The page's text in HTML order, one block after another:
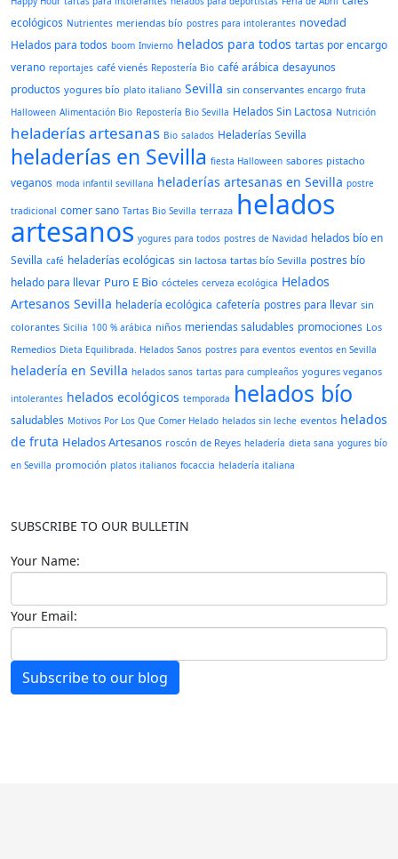
ecológicos Nutrientes meriendas bío postres para intolerantes novedad
Helados para todos boom Invierno helados para todos tartas por encargo
verano reportajes café vienés Repostería Bio café arábica desayunos
productos yogures bío plato italiano Sevilla sin conservantes encargo fruta
Halloween Alimentación Bio Repostería Bio Sevilla Helados Sin Lactosa Nutrición
heladerías artesanas Bio salados Heladerías Sevilla
heladerías en Sevilla fiesta Halloween sabores pistacho
veganos moda infantil sevillana heladerías artesanas en Sevilla postre
tradicional comer sano Tartas Bio Sevilla terraza helados
artesanos yogures para todos postres de Navidad helados bío en
Sevilla café heladerías ecológicas sin lactosa tartas bío Sevilla postres bío
helado para llevar Puro E Bio cócteles cerveza ecológica Helados
Artesanos Sevilla heladería ecológica cafetería postres para llevar sin
colorantes Sicilia 100 % arábica niños meriendas saludables promociones Los
Remedios Dieta Equilibrada. Helados Sanos postres para eventos eventos en Sevilla
heladería en Sevilla helados sanos tartas para cumpleaños yogures veganos
intolerantes helados ecológicos temporada helados bío
saludables Motivos Por Los Que Comer Helado helados sin leche eventos helados
de fruta Helados Artesanos roscón de Reyes heladería dieta sana yogures bío
en Sevilla promoción platos italianos focaccia heladería italiana
SUBSCRIBE TO OUR BULLETIN
Your Name:
Your Email:
Subscribe to our blog